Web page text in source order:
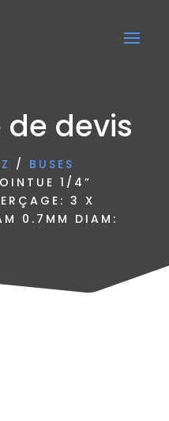
devis
/ BUSES
1/4”
3 X
0.7MM DIAM: